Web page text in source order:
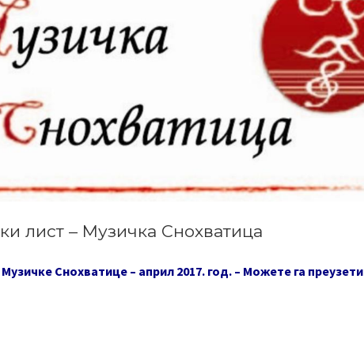
лист – Музичка Снохватица
Музичке Снохватице – април 2017. год. – Можете га преузети